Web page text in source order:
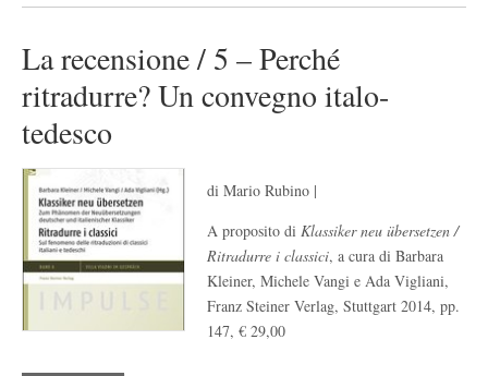
La recensione / 5 – Perché
ritradurre? Un convegno italo-
tedesco
di Mario Rubino |
A proposito di Klassiker neu übersetzen /
Ritradurre i classici, a cura di Barbara
Kleiner, Michele Vangi e Ada Vigliani,
Franz Steiner Verlag, Stuttgart 2014, pp.
147, € 29,00